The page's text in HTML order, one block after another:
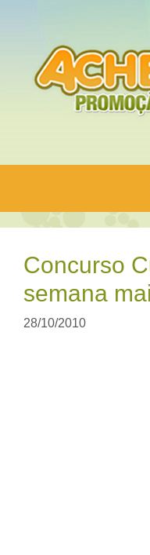
conteúdo
Concurso
semana
28/10/2010